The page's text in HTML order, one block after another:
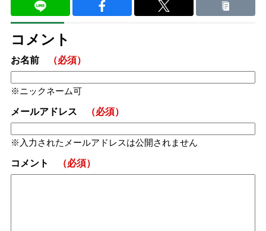
コメント
お名前 （必須）
ニックネーム可
メールアドレス （必須）
入力されたメールアドレスは公開されません
コメント （必須）